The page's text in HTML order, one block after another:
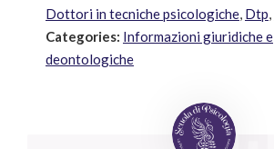
Dottori in tecniche psicologiche, Dtp,
Categories: Informazioni giuridiche e
deontologiche